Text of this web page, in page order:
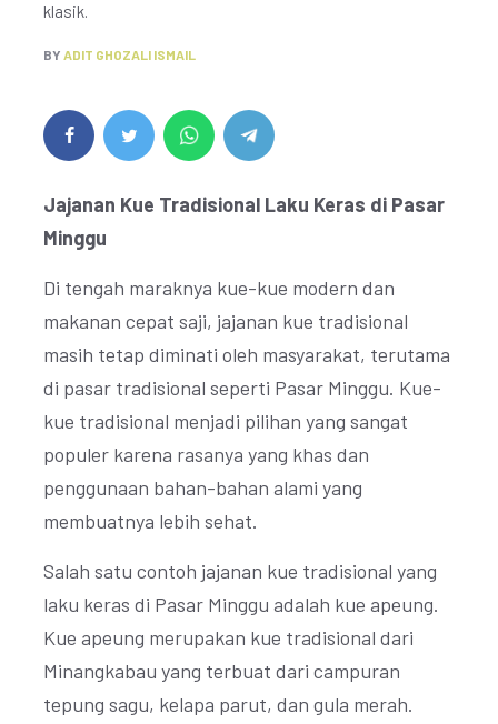
klasik.
BY ADIT GHOZALI ISMAIL
Jajanan Kue Tradisional Laku Keras di Pasar
Minggu
Di tengah maraknya kue-kue modern dan
makanan cepat saji, jajanan kue tradisional
masih tetap diminati oleh masyarakat, terutama
di pasar tradisional seperti Pasar Minggu. Kue-
kue tradisional menjadi pilihan yang sangat
populer karena rasanya yang khas dan
penggunaan bahan-bahan alami yang
membuatnya lebih sehat.
Salah satu contoh jajanan kue tradisional yang
laku keras di Pasar Minggu adalah kue apeung.
Kue apeung merupakan kue tradisional dari
Minangkabau yang terbuat dari campuran
tepung sagu, kelapa parut, dan gula merah.